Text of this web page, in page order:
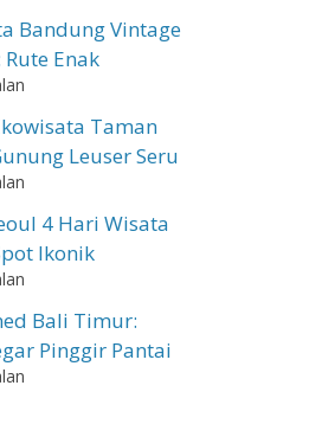
Bandung Vintage
Enak
Taman
Leuser Seru
4 Hari Wisata
Ikonik
Bali Timur:
Pinggir Pantai